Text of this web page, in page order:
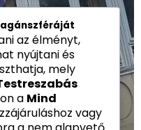
az élményt,
nyújtani és
mely
a Mind
vagy